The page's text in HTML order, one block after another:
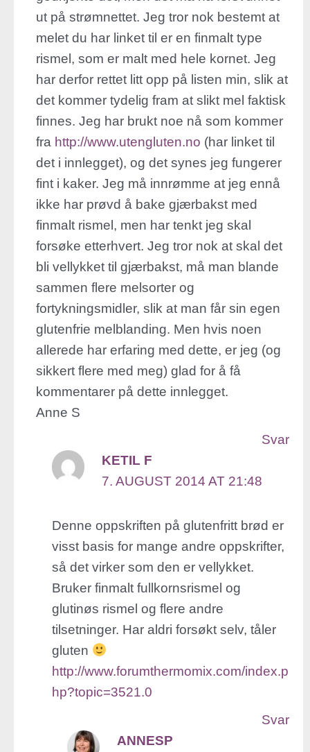
ut på strømnettet. Jeg tror nok bestemt at
melet du har linket til er en finmalt type
rismel, som er malt med hele kornet. Jeg
har derfor rettet litt opp på listen min, slik at
det kommer tydelig fram at slikt mel faktisk
finnes. Jeg har brukt noe nå som kommer
fra http://www.utengluten.no (har linket til
det i innlegget), og det synes jeg fungerer
fint i kaker. Jeg må innrømme at jeg ennå
ikke har prøvd å bake gjærbakst med
finmalt rismel, men har tenkt jeg skal
forsøke etterhvert. Jeg tror nok at skal det
bli vellykket til gjærbakst, må man blande
sammen flere melsorter og
fortykningsmidler, slik at man får sin egen
glutenfrie melblanding. Men hvis noen
allerede har erfaring med dette, er jeg (og
sikkert flere med meg) glad for å få
kommentarer på dette innlegget.
Anne S
Svar
KETIL F
7. AUGUST 2014 AT 21:48
Denne oppskriften på glutenfritt brød er
visst basis for mange andre oppskrifter,
så det virker som den er vellykket.
Bruker finmalt fullkornsrismel og
glutinøs rismel og flere andre
tilsetninger. Har aldri forsøkt selv, tåler
gluten
http://www.forumthermomix.com/index.p
hp?topic=3521.0
Svar
ANNESP